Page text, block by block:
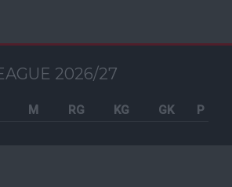
2026/27
M RG KG GK P